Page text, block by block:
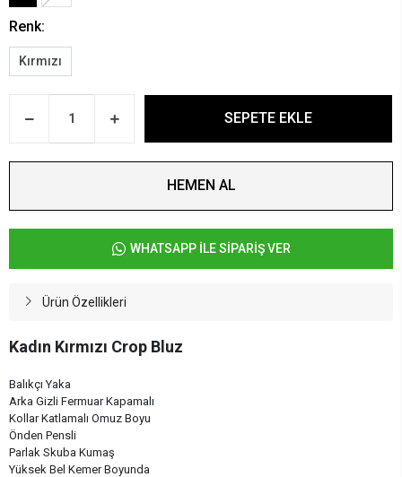
Renk:
Kırmızı
SEPETE EKLE
HEMEN AL
WHATSAPP İLE SİPARİŞ VER
Ürün Özellikleri
Kadın Kırmızı Crop Bluz
Balıkçı Yaka
Arka Gizli Fermuar Kapamalı
Kollar Katlamalı Omuz Boyu
Önden Pensli
Parlak Skuba Kumaş
Yüksek Bel Kemer Boyunda